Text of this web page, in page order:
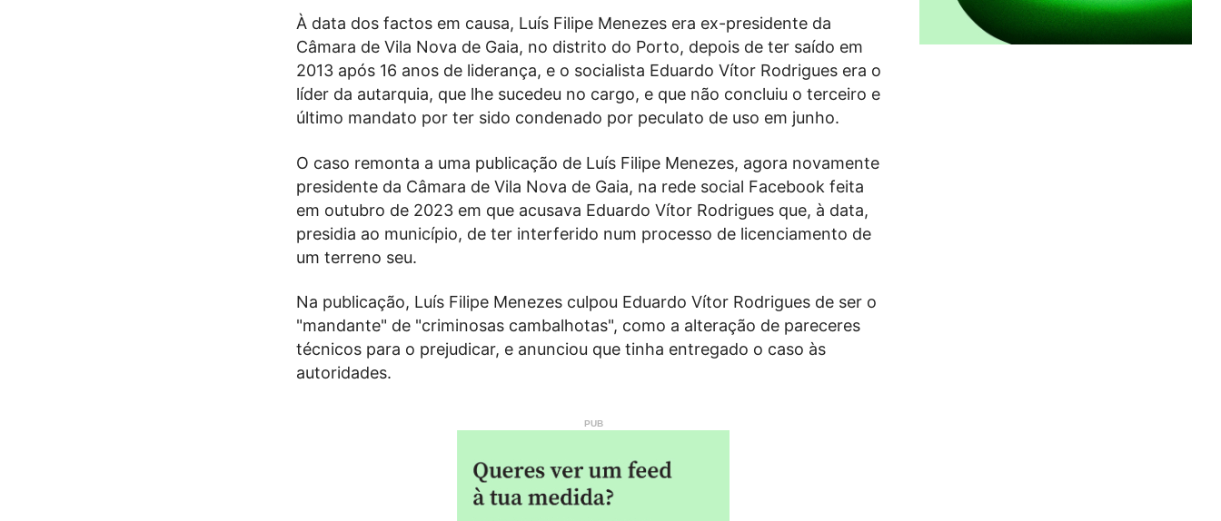
À data dos factos em causa, Luís Filipe Menezes era ex-presidente da
Câmara de Vila Nova de Gaia, no distrito do Porto, depois de ter saído em
2013 após 16 anos de liderança, e o socialista Eduardo Vítor Rodrigues era o
líder da autarquia, que lhe sucedeu no cargo, e que não concluiu o terceiro e
último mandato por ter sido condenado por peculato de uso em junho.
O caso remonta a uma publicação de Luís Filipe Menezes, agora novamente
presidente da Câmara de Vila Nova de Gaia, na rede social Facebook feita
em outubro de 2023 em que acusava Eduardo Vítor Rodrigues que, à data,
presidia ao município, de ter interferido num processo de licenciamento de
um terreno seu.
Na publicação, Luís Filipe Menezes culpou Eduardo Vítor Rodrigues de ser o
"mandante" de "criminosas cambalhotas", como a alteração de pareceres
técnicos para o prejudicar, e anunciou que tinha entregado o caso às
autoridades.